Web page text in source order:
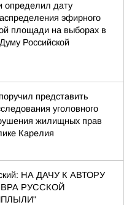
определил дату
эфирного
площади на выборах в
Российской
представить
уголовного
жилищных прав
Карелия
НА ДАЧУ К АВТОРУ
РУССКОЙ